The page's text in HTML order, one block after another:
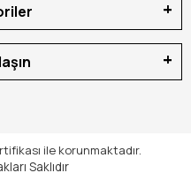
ile korunmaktadır.
Saklıdır